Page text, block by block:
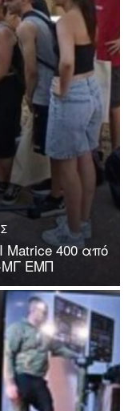
Matrice 400 από
ΜΓ ΕΜΠ